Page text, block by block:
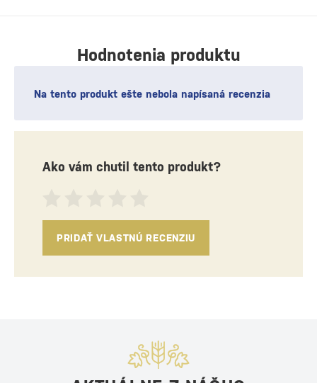
Hodnotenia produktu
Na tento produkt ešte nebola napísaná recenzia
Ako vám chutil tento produkt?
PRIDAŤ VLASTNÚ RECENZIU